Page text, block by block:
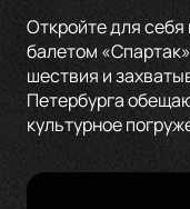
Откройте для
балетом
шествия и
Петербурга
культурное